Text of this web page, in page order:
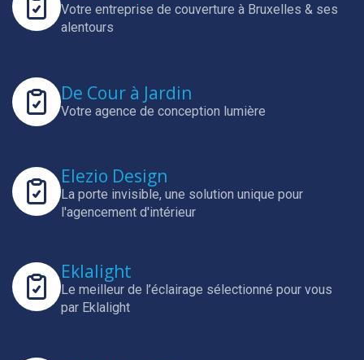
Votre entreprise de couverture à Bruxelles & ses
alentours
De Cour à Jardin
Votre agence de conception lumière
Elezio Design
La porte invisible, une solution unique pour
l'agencement d'intérieur
Eklalight
Le meilleur de l’éclairage sélectionné pour vous
par Eklalight